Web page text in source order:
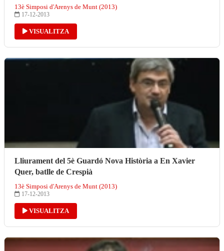
13è Simposi d'Arenys de Munt (2013)
17-12-2013
VISUALITZA
Lliurament del 5è Guardó Nova Història a En Xavier
Quer, batlle de Crespià
13è Simposi d'Arenys de Munt (2013)
17-12-2013
VISUALITZA